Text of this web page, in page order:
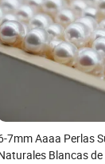
7mm Aaaa Perlas
Blancas